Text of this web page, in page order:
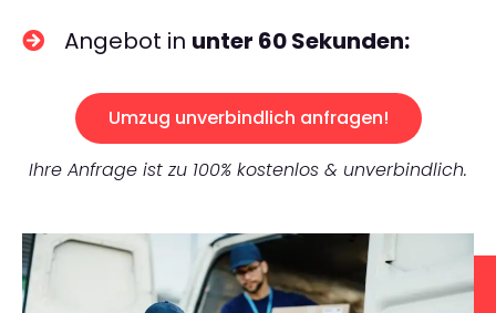
Angebot in unter 60 Sekunden:
Umzug unverbindlich anfragen!
Ihre Anfrage ist zu 100% kostenlos & unverbindlich.